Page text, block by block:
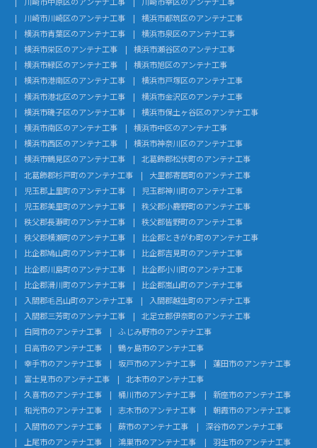
川崎市川崎区のアンテナ工事
横浜市都筑区のアンテナ工事
横浜市青葉区のアンテナ工事
横浜市泉区のアンテナ工事
横浜市栄区のアンテナ工事
横浜市瀬谷区のアンテナ工事
横浜市緑区のアンテナ工事
横浜市旭区のアンテナ工事
横浜市港南区のアンテナ工事
横浜市戸塚区のアンテナ工事
横浜市港北区のアンテナ工事
横浜市金沢区のアンテナ工事
横浜市磯子区のアンテナ工事
横浜市保土ヶ谷区のアンテナ工事
横浜市南区のアンテナ工事
横浜市中区のアンテナ工事
横浜市西区のアンテナ工事
横浜市神奈川区のアンテナ工事
横浜市鶴見区のアンテナ工事
北葛飾郡松伏町のアンテナ工事
北葛飾郡杉戸町のアンテナ工事
大里郡寄居町のアンテナ工事
児玉郡上里町のアンテナ工事
児玉郡神川町のアンテナ工事
児玉郡美里町のアンテナ工事
秩父郡小鹿野町のアンテナ工事
秩父郡長瀞町のアンテナ工事
秩父郡皆野町のアンテナ工事
秩父郡横瀬町のアンテナ工事
比企郡ときがわ町のアンテナ工事
比企郡鳩山町のアンテナ工事
比企郡吉見町のアンテナ工事
比企郡川島町のアンテナ工事
比企郡小川町のアンテナ工事
比企郡滑川町のアンテナ工事
比企郡嵐山町のアンテナ工事
入間郡毛呂山町のアンテナ工事
入間郡越生町のアンテナ工事
入間郡三芳町のアンテナ工事
北足立郡伊奈町のアンテナ工事
白岡市のアンテナ工事
ふじみ野市のアンテナ工事
日高市のアンテナ工事
鶴ヶ島市のアンテナ工事
幸手市のアンテナ工事
坂戸市のアンテナ工事
蓮田市のアンテナ工事
富士見市のアンテナ工事
北本市のアンテナ工事
久喜市のアンテナ工事
桶川市のアンテナ工事
新座市のアンテナ工事
和光市のアンテナ工事
志木市のアンテナ工事
朝霞市のアンテナ工事
入間市のアンテナ工事
蕨市のアンテナ工事
深谷市のアンテナ工事
上尾市のアンテナ工事
鴻巣市のアンテナ工事
羽生市のアンテナ工事